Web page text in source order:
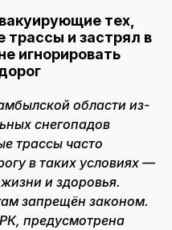
тех,
трассы и застрял в
игнорировать
области из-
снегопадов
трассы часто
в таких условиях —
и здоровья.
запрещён законом.
предусмотрена